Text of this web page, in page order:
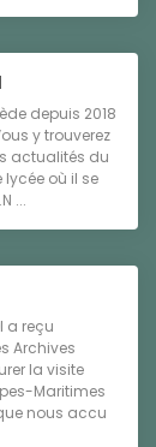
depuis 2018
y trouverez
actualités du
lycée où il se
...
a reçu
Archives
la visite
Maritimes
nous accu